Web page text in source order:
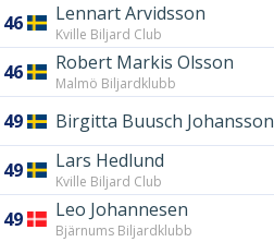
46 Lennart Arvidsson
Kville Biljard Club
46 Robert Markis Olsson
Malmö Biljardklubb
49 Birgitta Buusch Johansson
49 Lars Hedlund
Kville Biljard Club
49 Leo Johannesen
Bjärnums Biljardklubb